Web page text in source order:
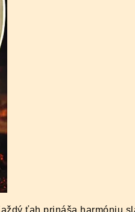
ťah prináša harmóniu